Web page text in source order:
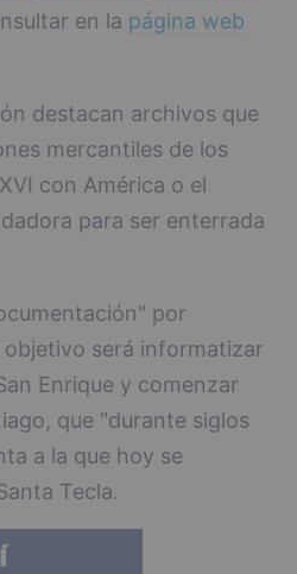
en la página web
destacan archivos que
mercantiles de los
con América o el
para ser enterrada
por
será informatizar
Enrique y comenzar
que "durante siglos
a la que hoy se
Tecla.